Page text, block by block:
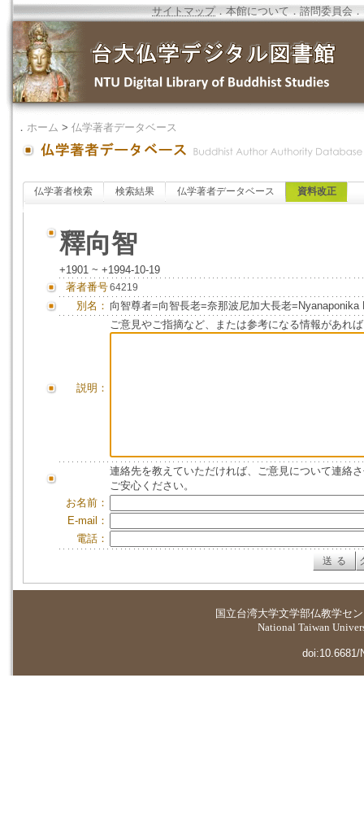
サイトマップ．本館について ．諮問委員会 ．
． ホーム > 仏学著者データベース
仏学著者検索 検索結果 仏学著者データベース 資料改正
釋向智
+1901 ~ +1994-10-19
著者番号64219
別名： 向智尊者=向智長老=奈那波尼加大長老
説明：
ご意見やご指摘など、または参考になる情報があれ
連絡先を教えていただければ、ご意見について連絡
ご安心ください。
お名前：
E-mail：
電話：
国立台湾大学文学部仏教学セ
National Taiwan
doi:10.6681/